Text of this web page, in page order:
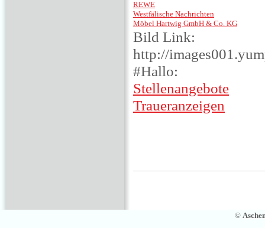
REWE
Westfälische Nachrichten
Möbel Hartwig GmbH & Co. KG
Bild Link:
http://
#Hallo:
Stellenangebote
Traueranzeigen
©